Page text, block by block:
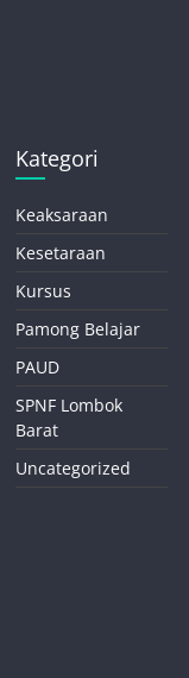
Kategori
Keaksaraan
Kesetaraan
Kursus
Pamong Belajar
PAUD
SPNF Lombok
Barat
Uncategorized